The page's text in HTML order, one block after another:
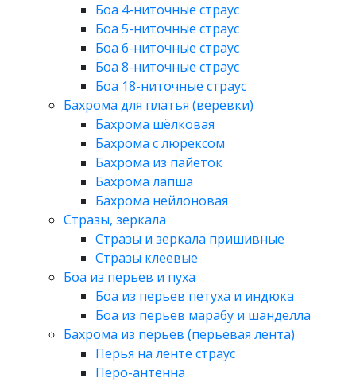
Боа 4-ниточные страус
Боа 5-ниточные страус
Боа 6-ниточные страус
Боа 8-ниточные страус
Боа 18-ниточные страус
Бахрома для платья (веревки)
Бахрома шёлковая
Бахрома с люрексом
Бахрома из пайеток
Бахрома лапша
Бахрома нейлоновая
Стразы, зеркала
Стразы и зеркала пришивные
Стразы клеевые
Боа из перьев и пуха
Боа из перьев петуха и индюка
Боа из перьев марабу и шанделла
Бахрома из перьев (перьевая лента)
Перья на ленте страус
Перо-антенна